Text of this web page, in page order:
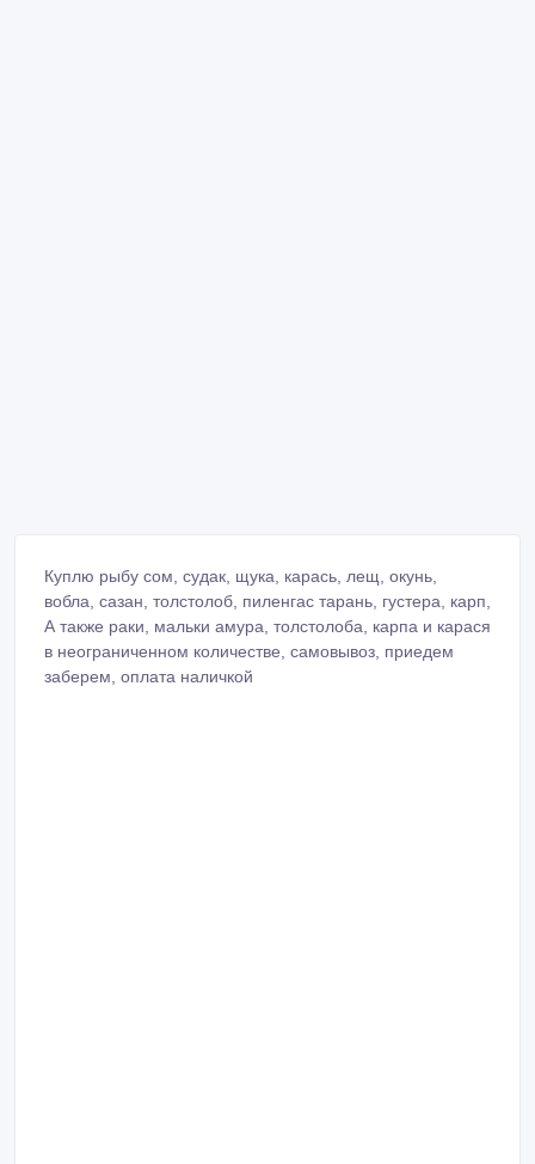
Куплю рыбу сом, судак, щука, карась, лещ, окунь,
вобла, сазан, толстолоб, пиленгас тарань, густера, карп,
А также раки, мальки амура, толстолоба, карпа и карася
в неограниченном количестве, самовывоз, приедем
заберем, оплата наличкой